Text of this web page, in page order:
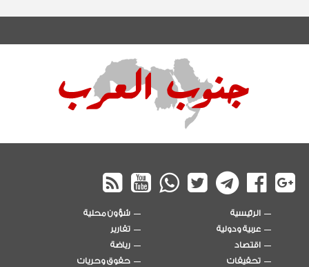
الرئيسية
شؤون محلية
عربية ودولية
تقارير
اقتصاد
رياضة
تحقيقات
حقوق وحريات